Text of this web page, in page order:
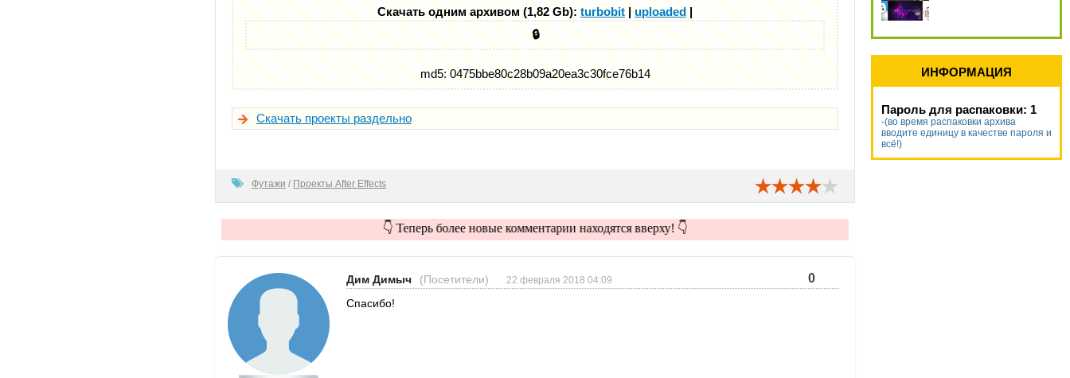
Скачать одним архивом (1,82 Gb): turbobit | uploaded |
🔒
md5: 0475bbe80c28b09a20ea3c30fce76b14
Скачать проекты раздельно
Футажи / Проекты After Effects
👇 Теперь более новые комментарии находятся вверху! 👇
Дим Димыч (Посетители) 22 февраля 2018 04:09 0
Спасибо!
ИНФОРМАЦИЯ
Пароль для распаковки: 1
-(во время распаковки архива
вводите единицу в качестве пароля и
всё!)